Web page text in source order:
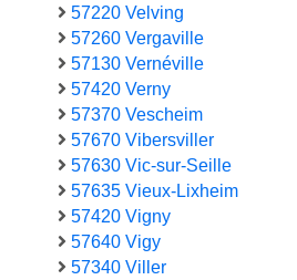
57220 Velving
57260 Vergaville
57130 Vernéville
57420 Verny
57370 Vescheim
57670 Vibersviller
57630 Vic-sur-Seille
57635 Vieux-Lixheim
57420 Vigny
57640 Vigy
57340 Viller